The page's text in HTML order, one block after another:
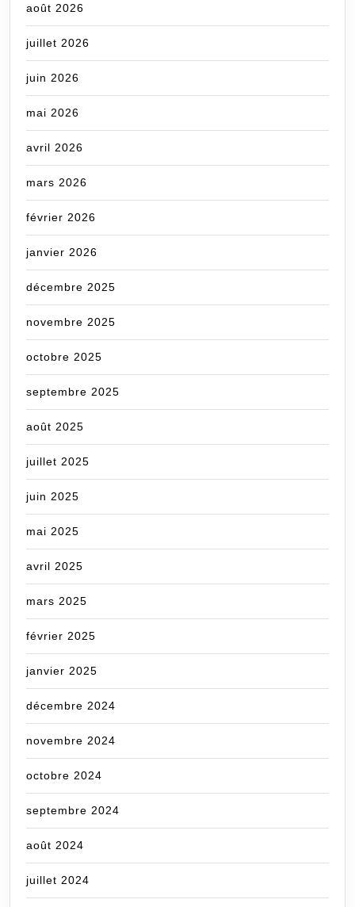
août 2026
juillet 2026
juin 2026
mai 2026
avril 2026
mars 2026
février 2026
janvier 2026
décembre 2025
novembre 2025
octobre 2025
septembre 2025
août 2025
juillet 2025
juin 2025
mai 2025
avril 2025
mars 2025
février 2025
janvier 2025
décembre 2024
novembre 2024
octobre 2024
septembre 2024
août 2024
juillet 2024